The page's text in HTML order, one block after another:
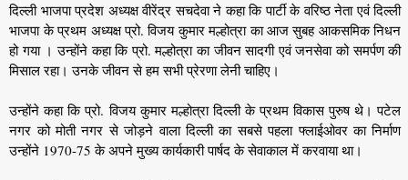
दिल्ली भाजपा प्रदेश अध्यक्ष वीरेंद्र सचदेवा ने कहा कि पार्टी के वरिष्ठ नेता एवं दिल्ली
भाजपा के प्रथम अध्यक्ष प्रो. विजय कुमार मल्होत्रा का आज सुबह आकसमिक निधन
हो गया । उन्होंने कहा कि प्रो. मल्होत्रा का जीवन सादगी एवं जनसेवा को समर्पण की
मिसाल रहा। उनके जीवन से हम सभी प्रेरणा लेनी चाहिए।
उन्होंने कहा कि प्रो. विजय कुमार मल्होत्रा दिल्ली के प्रथम विकास पुरुष थे। पटेल
नगर को मोती नगर से जोड़ने वाला दिल्ली का सबसे पहला फ्लाईओवर का निर्माण
उन्होंने 1970-75 के अपने मुख्य कार्यकारी पार्षद के सेवाकाल में करवाया था।